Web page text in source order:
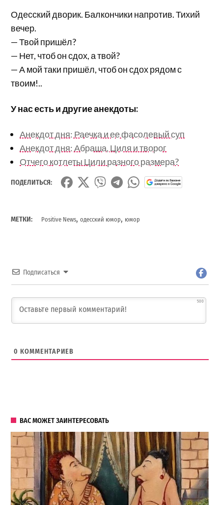
Одесский дворик. Балкончики напротив. Тихий
вечер.
— Твой пришёл?
— Нет, чтоб он сдох, а твой?
— А мой таки пришёл, чтоб он сдох рядом с
твоим!..
У нас есть и другие анекдоты:
Анекдот дня: Раечка и ее фасолевый суп
Анекдот дня: Абраша, Циля и творог
Отчего котлеты Цили разного размера?
ПОДЕЛИТЬСЯ:
МЕТКИ: Positive News,одесский юмор, юмор
Подписаться
500
0 КОММЕНТАРИЕВ
ВАС МОЖЕТ ЗАИНТЕРЕСОВАТЬ